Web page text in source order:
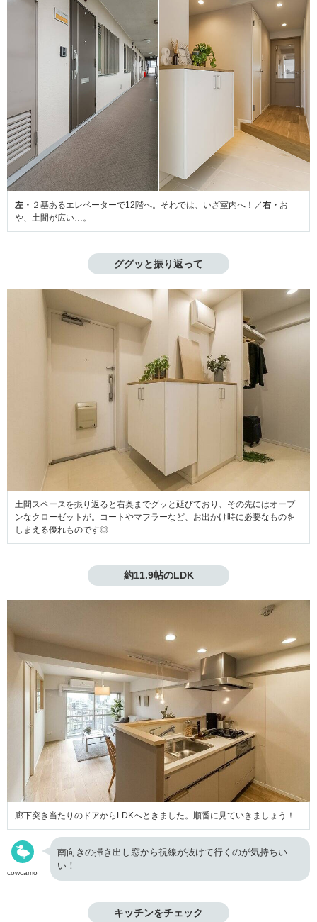
左・ ２基あるエレベーターで12階へ。それでは、いざ室内へ！／右・ お
や、土間が広い…。
ググッと振り返って
土間スペースを振り返ると右奥までグッと延びており、その先にはオープ
ンなクローゼットが。コートやマフラーなど、お出かけ時に必要なものを
しまえる優れものです◎
約11.9帖のLDK
廊下突き当たりのドアからLDKへときました。順番に見ていきましょう！
cowcamo
南向きの掃き出し窓から視線が抜けて行くのが気持ちい
い！
キッチンをチェック